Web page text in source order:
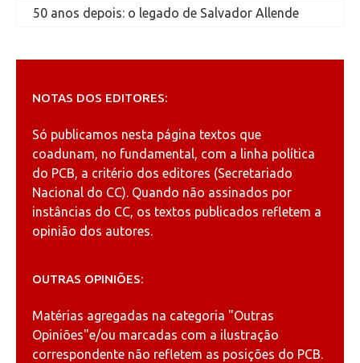
50 anos depois: o legado de Salvador Allende
NOTAS DOS EDITORES:
Só publicamos nesta página textos que
coadunam, no fundamental, com a linha política
do PCB, a critério dos editores (Secretariado
Nacional do CC). Quando não assinados por
instâncias do CC, os textos publicados refletem a
opinião dos autores.
OUTRAS OPINIÕES:
Matérias agregadas na categoria "Outras
Opiniões"e/ou marcadas com a ilustração
correspondente não refletem as posições do PCB.